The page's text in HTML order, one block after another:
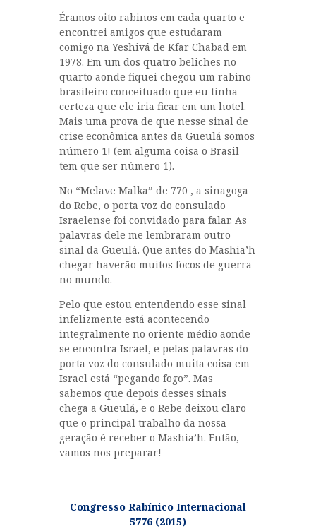
Éramos oito rabinos em cada quarto e
encontrei amigos que estudaram
comigo na Yeshivá de Kfar Chabad em
1978. Em um dos quatro beliches no
quarto aonde fiquei chegou um rabino
brasileiro conceituado que eu tinha
certeza que ele iria ficar em um hotel.
Mais uma prova de que nesse sinal de
crise econômica antes da Gueulá somos
número 1! (em alguma coisa o Brasil
tem que ser número 1).
No “Melave Malka” de 770 , a sinagoga
do Rebe, o porta voz do consulado
Israelense foi convidado para falar. As
palavras dele me lembraram outro
sinal da Gueulá. Que antes do Mashia’h
chegar haverão muitos focos de guerra
no mundo.
Pelo que estou entendendo esse sinal
infelizmente está acontecendo
integralmente no oriente médio aonde
se encontra Israel, e pelas palavras do
porta voz do consulado muita coisa em
Israel está “pegando fogo”. Mas
sabemos que depois desses sinais
chega a Gueulá, e o Rebe deixou claro
que o principal trabalho da nossa
geração é receber o Mashia’h. Então,
vamos nos preparar!
Congresso Rabínico Internacional
5776 (2015)